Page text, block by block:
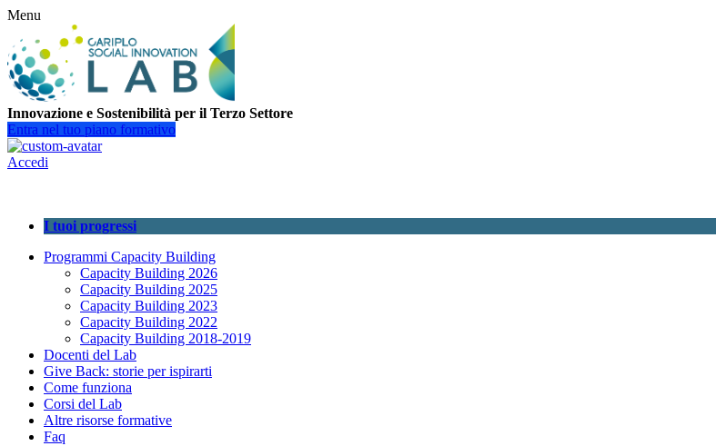
Menu
Innovazione e Sostenibilità per il Terzo Settore
Entra nel tuo piano formativo
Accedi
I tuoi progressi
Programmi Capacity Building
Capacity Building 2026
Capacity Building 2025
Capacity Building 2023
Capacity Building 2022
Capacity Building 2018-2019
Docenti del Lab
Give Back: storie per ispirarti
Come funziona
Corsi del Lab
Altre risorse formative
Faq